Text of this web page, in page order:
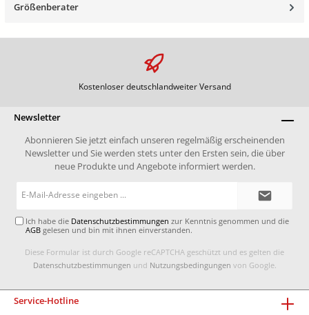
Größenberater
Kostenloser deutschlandweiter Versand
Newsletter
Abonnieren Sie jetzt einfach unseren regelmäßig erscheinenden
Newsletter und Sie werden stets unter den Ersten sein, die über
neue Produkte und Angebote informiert werden.
Ich habe die Datenschutzbestimmungen zur Kenntnis genommen und die
AGB gelesen und bin mit ihnen einverstanden.
Diese Formular ist durch Google reCAPTCHA geschützt und es gelten die
Datenschutzbestimmungen und Nutzungsbedingungen von Google.
Service-Hotline